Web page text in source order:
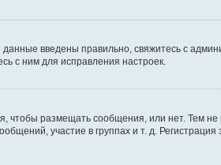
введены правильно, свяжитесь с
с ним для исправления настроек.
чтобы размещать сообщения, или нет. Тем
участие в группах и т. д. Регистрация